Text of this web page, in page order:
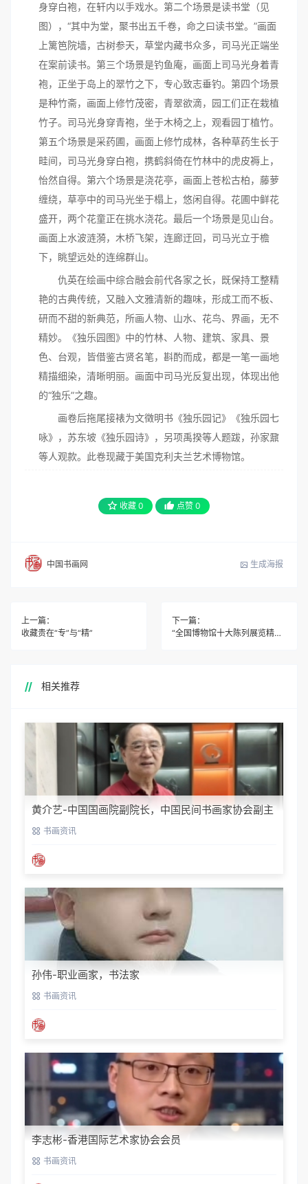
身穿白袍，在轩内以手戏水。第二个场景是读书堂（见
图），“其中为堂，聚书出五千卷，命之曰读书堂。”画面
上篱笆院墙，古树参天，草堂内藏书众多，司马光正端坐
在案前读书。第三个场景是钓鱼庵，画面上司马光身着青
袍，正坐于岛上的翠竹之下，专心致志垂钓。第四个场景
是种竹斋，画面上修竹茂密，青翠欲滴，园工们正在栽植
竹子。司马光身穿青袍，坐于木椅之上，观看园丁植竹。
第五个场景是采药圃，画面上修竹成林，各种草药生长于
畦间，司马光身穿白袍，携鹤斜倚在竹林中的虎皮褥上，
怡然自得。第六个场景是浇花亭，画面上苍松古柏，藤萝
缠绕，草亭中的司马光坐于榻上，悠闲自得。花圃中鲜花
盛开，两个花童正在挑水浇花。最后一个场景是见山台。
画面上水波涟漪，木桥飞架，连廊迂回，司马光立于檐
下，眺望远处的连绵群山。
仇英在绘画中综合融会前代各家之长，既保持工整精
艳的古典传统，又融入文雅清新的趣味，形成工而不板、
研而不甜的新典范，所画人物、山水、花鸟、界画，无不
精妙。《独乐园图》中的竹林、人物、建筑、家具、景
色、台观，皆借鉴古贤名笔，斟酌而成，都是一笔一画地
精描细染，清晰明丽。画面中司马光反复出现，体现出他
的“独乐”之趣。
画卷后拖尾接裱为文徵明书《独乐园记》《独乐园七
咏》，苏东坡《独乐园诗》，另项禹揆等人题跋，孙家鼐
等人观款。此卷现藏于美国克利夫兰艺术博物馆。
收藏 0 点赞 0
中国书画网 生成海报
上一篇：
收藏贵在“专”与“精”
下一篇：
“全国博物馆十大陈列展览精品”初评揭晓
相关推荐
黄介艺-中国国画院副院长，中国民间书画家协会副主
席 书画资讯
孙伟-职业画家，书法家
书画资讯
李志彬-香港国际艺术家协会会员
书画资讯